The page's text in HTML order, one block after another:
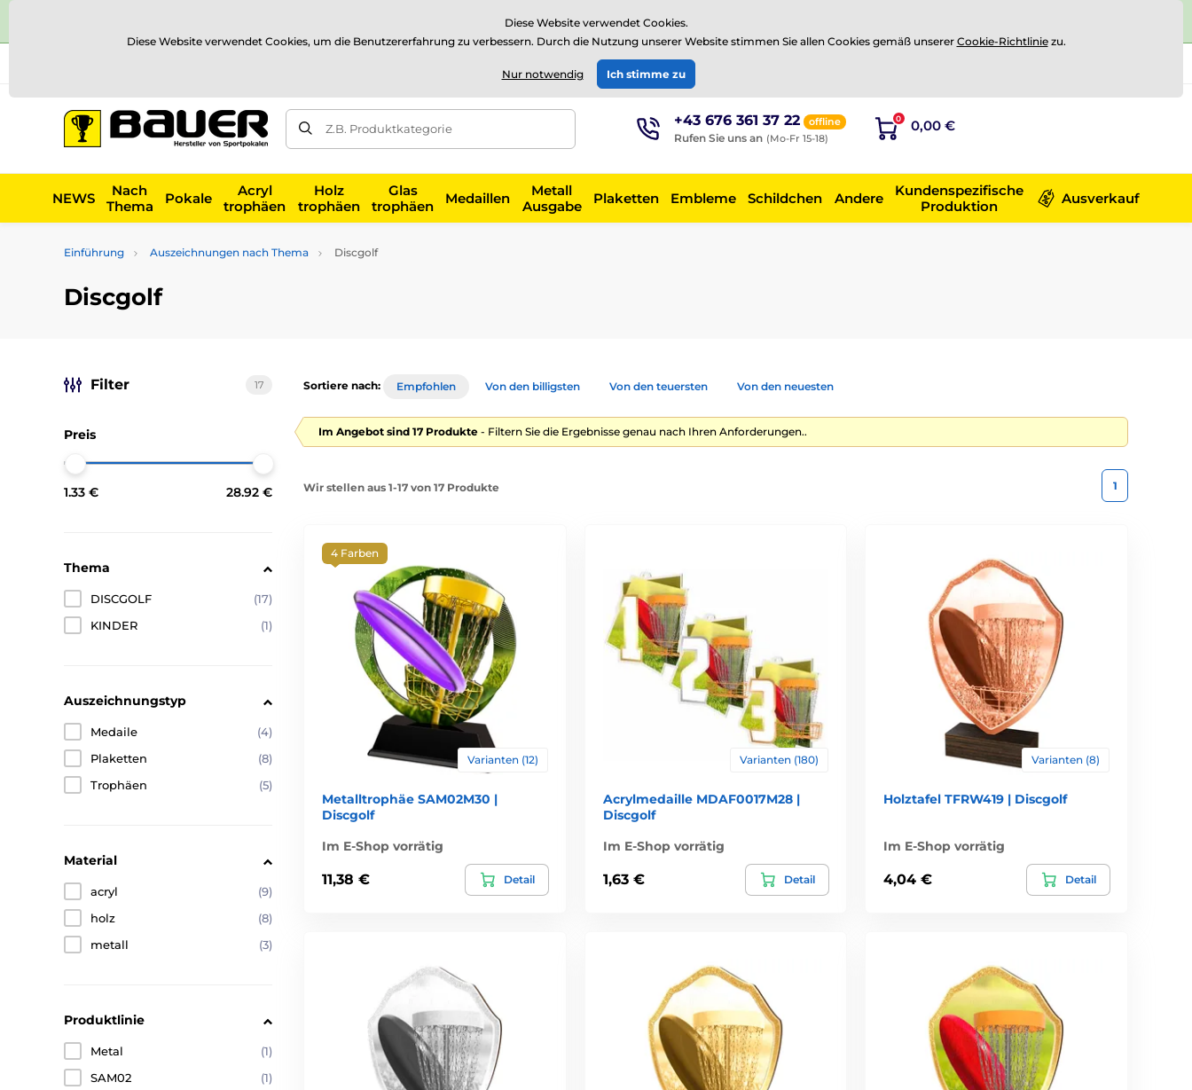
⭐Siehe 504 verifizierte Bewertungen aufTrustpilot
EUR
Z.B. Produktkategorie +43 676 361 37 22 offline
Rufen Sie uns an (Mo-Fr 15-18)
0 0,00 €
NEWS
Nach
Thema
Pokale
Acryl
trophäen
Holz
trophäen
Glas
trophäen
Medaillen
Metall
Ausgabe
Plaketten Embleme Schildchen Andere
Kundenspezifische
Produktion
Ausverkauf
Einführung Auszeichnungen nach Thema Discgolf
Discgolf
Filter 17
Preis
1.33 € 28.92 €
Thema
DISCGOLF
(17)
KINDER
(1)
Auszeichnungstyp
Medaile
(4)
Plaketten
(8)
Trophäen
(5)
Material
acryl
(9)
holz
(8)
metall
(3)
Produktlinie
Metal
(1)
SAM02
(1)
Sortiere nach: Empfohlen Von den billigsten Von den teuersten Von den neuesten
Im Angebot sind 17 Produkte - Filtern Sie die Ergebnisse genau nach Ihren Anforderungen..
Wir stellen aus 1-17 von 17 Produkte 1
4 Farben
Varianten (12)
Metalltrophäe SAM02M30 |
Discgolf
Im E-Shop vorrätig
11,38 € Detail
Varianten (180)
Acrylmedaille MDAF0017M28 |
Discgolf
Im E-Shop vorrätig
1,63 € Detail
Varianten (8)
Holztafel TFRW419 | Discgolf
Im E-Shop vorrätig
4,04 € Detail
Diese Website verwendet Cookies.
Diese Website verwendet Cookies, um die Benutzererfahrung zu verbessern. Durch die Nutzung unserer Website stimmen Sie allen Cookies gemäß unserer Cookie-Richtliniezu.
Nur notwendig Ich stimme zu